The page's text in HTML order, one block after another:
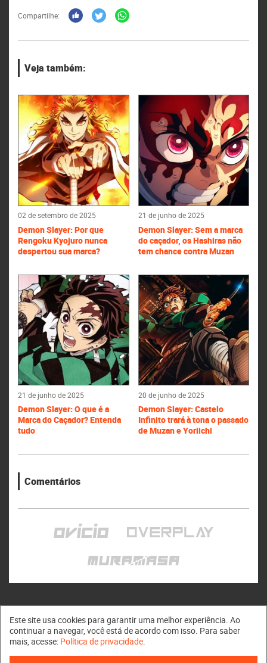
Compartilhe:
Veja também:
02 de setembro de 2025
Demon Slayer: Por que
Rengoku Kyojuro nunca
despertou sua marca?
21 de junho de 2025
Demon Slayer: Sem a marca
do caçador, os Hashiras não
tem chance contra Muzan
21 de junho de 2025
Demon Slayer: O que é a
Marca do Caçador? Entenda
tudo
20 de junho de 2025
Demon Slayer: Castelo
Infinito trará à tona o passado
de Muzan e Yoriichi
Comentários
Muramasa © 2011 - 2026
Este site usa cookies para garantir uma melhor experiência. Ao
continuar a navegar, você está de acordo com isso. Para saber
mais, acesse: Política de privacidade.